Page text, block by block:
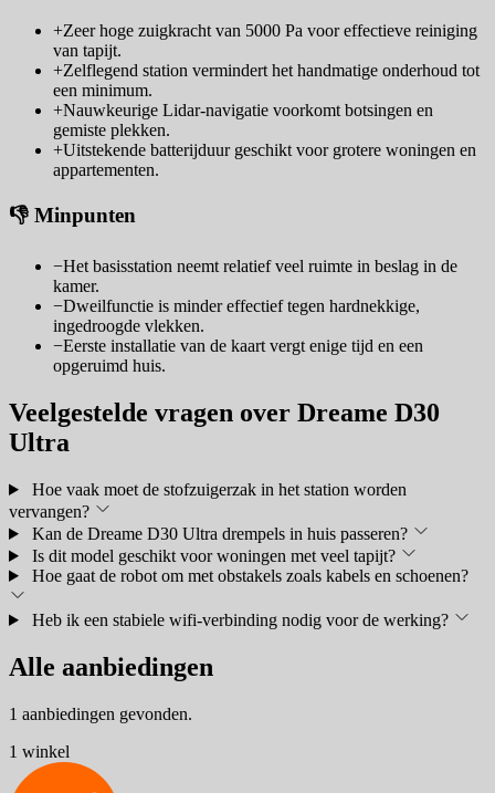
+Zeer hoge zuigkracht van 5000 Pa voor effectieve reiniging
van tapijt.
+Zelflegend station vermindert het handmatige onderhoud tot
een minimum.
+Nauwkeurige Lidar-navigatie voorkomt botsingen en
gemiste plekken.
+Uitstekende batterijduur geschikt voor grotere woningen en
appartementen.
👎 Minpunten
−Het basisstation neemt relatief veel ruimte in beslag in de
kamer.
−Dweilfunctie is minder effectief tegen hardnekkige,
ingedroogde vlekken.
−Eerste installatie van de kaart vergt enige tijd en een
opgeruimd huis.
Veelgestelde vragen over Dreame D30
Ultra
Hoe vaak moet de stofzuigerzak in het station worden
vervangen?
Kan de Dreame D30 Ultra drempels in huis passeren?
Is dit model geschikt voor woningen met veel tapijt?
Hoe gaat de robot om met obstakels zoals kabels en schoenen?
Heb ik een stabiele wifi-verbinding nodig voor de werking?
Alle aanbiedingen
1 aanbiedingen gevonden.
1 winkel